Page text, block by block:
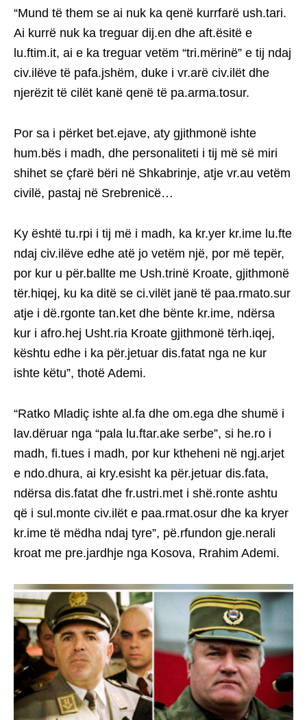
“Mund të them se ai nuk ka qenë kurrfarë ush.tari.
Ai kurrë nuk ka treguar dij.en dhe aft.ësitë e
lu.ftim.it, ai e ka treguar vetëm “tri.mërinë” e tij ndaj
civ.ilëve të pafa.jshëm, duke i vr.arë civ.ilët dhe
njerëzit të cilët kanë qenë të pa.arma.tosur.
Por sa i përket bet.ejave, aty gjithmonë ishte
hum.bës i madh, dhe personaliteti i tij më së miri
shihet se çfarë bëri në Shkabrinje, atje vr.au vetëm
civilë, pastaj në Srebrenicë…
Ky është tu.rpi i tij më i madh, ka kr.yer kr.ime lu.fte
ndaj civ.ilëve edhe atë jo vetëm një, por më tepër,
por kur u për.ballte me Ush.trinë Kroate, gjithmonë
tër.hiqej, ku ka ditë se ci.vilët janë të paa.rmato.sur
atje i dë.rgonte tan.ket dhe bënte kr.ime, ndërsa
kur i afro.hej Usht.ria Kroate gjithmonë tërh.iqej,
kështu edhe i ka për.jetuar dis.fatat nga ne kur
ishte këtu”, thotë Ademi.
“Ratko Mladiç ishte al.fa dhe om.ega dhe shumë i
lav.dëruar nga “pala lu.ftar.ake serbe”, si he.ro i
madh, fi.tues i madh, por kur ktheheni në ngj.arjet
e ndo.dhura, ai kry.esisht ka për.jetuar dis.fata,
ndërsa dis.fatat dhe fr.ustri.met i shë.ronte ashtu
që i sul.monte civ.ilët e paa.rmat.osur dhe ka kryer
kr.ime të mëdha ndaj tyre”, pë.rfundon gje.nerali
kroat me pre.jardhje nga Kosova, Rrahim Ademi.